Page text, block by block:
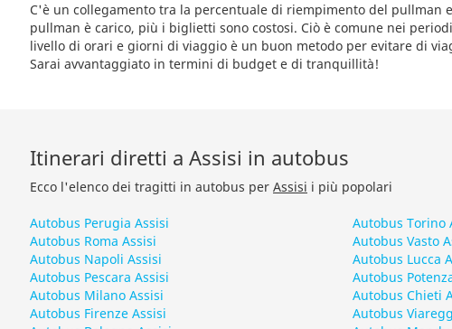
C'è un collegamento tra la percentuale di riempimento del pullman
pullman è carico, più i biglietti sono costosi. Ciò è comune nei
livello di orari e giorni di viaggio è un buon metodo per evitare di
Sarai avvantaggiato in termini di budget e di tranquillità!
Itinerari diretti a Assisi in autobus
Ecco l'elenco dei tragitti in autobus per Assisi i più popolari
Autobus Perugia Assisi
Autobus Roma Assisi
Autobus Napoli Assisi
Autobus Pescara Assisi
Autobus Milano Assisi
Autobus Firenze Assisi
Autobus Torino
Autobus Vasto
Autobus Lucca
Autobus
Autobus Chieti
Autobus